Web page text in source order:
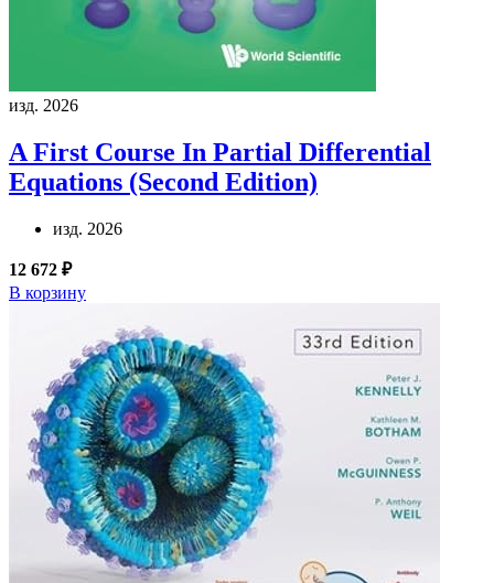
изд. 2026
A First Course In Partial Differential
Equations (Second Edition)
изд. 2026
12 672 ₽
В корзину